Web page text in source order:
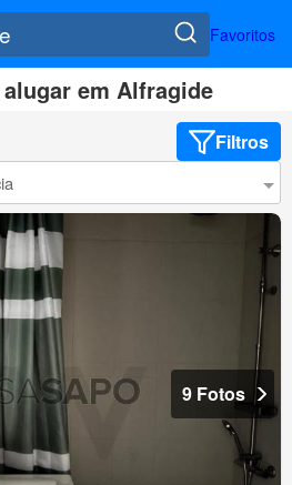
Favoritos
em Alfragide
Filtros
9 Fotos